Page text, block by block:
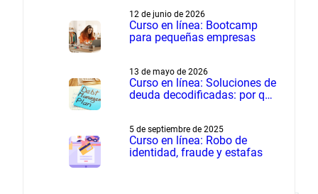
12 de junio de 2026
Curso en línea: Bootcamp
para pequeñas empresas
13 de mayo de 2026
Curso en línea: Soluciones de
deuda decodificadas: por qué
5 de septiembre de 2025
Curso en línea: Robo de
identidad, fraude y estafas